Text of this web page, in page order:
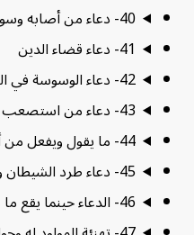
40- دعاء من أصابه وسوسة في الإيمان
41- دعاء قضاء الدين
42- دعاء الوسوسة في الصلاة والقراءة
43- دعاء من استصعب عليه أمر
44- ما يقول ويفعل من أذنب ذنبًا
45- دعاء طرد الشيطان ووساوسه
46- الدعاء حينما يقع ما لا يرضاه